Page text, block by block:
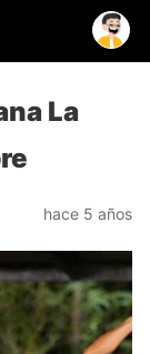
La
hace 5 años